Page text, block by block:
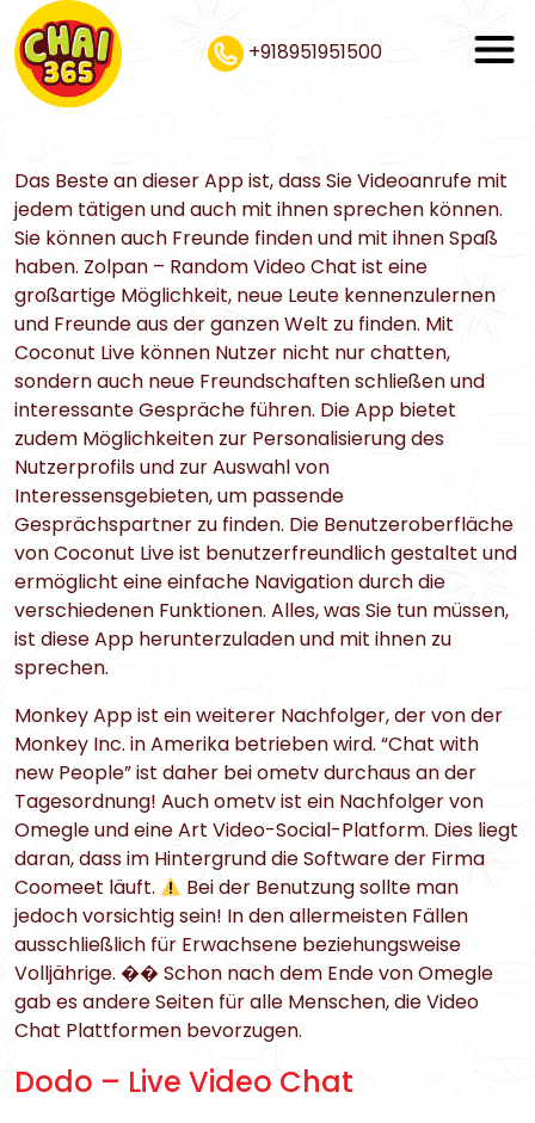
+918951951500
Das Beste an dieser App ist, dass Sie Videoanrufe mit
jedem tätigen und auch mit ihnen sprechen können.
Sie können auch Freunde finden und mit ihnen Spaß
haben. Zolpan – Random Video Chat ist eine
großartige Möglichkeit, neue Leute kennenzulernen
und Freunde aus der ganzen Welt zu finden. Mit
Coconut Live können Nutzer nicht nur chatten,
sondern auch neue Freundschaften schließen und
interessante Gespräche führen. Die App bietet
zudem Möglichkeiten zur Personalisierung des
Nutzerprofils und zur Auswahl von
Interessensgebieten, um passende
Gesprächspartner zu finden. Die Benutzeroberfläche
von Coconut Live ist benutzerfreundlich gestaltet und
ermöglicht eine einfache Navigation durch die
verschiedenen Funktionen. Alles, was Sie tun müssen,
ist diese App herunterzuladen und mit ihnen zu
sprechen.
Monkey App ist ein weiterer Nachfolger, der von der
Monkey Inc. in Amerika betrieben wird. “Chat with
new People” ist daher bei ometv durchaus an der
Tagesordnung! Auch ometv ist ein Nachfolger von
Omegle und eine Art Video-Social-Platform. Dies liegt
daran, dass im Hintergrund die Software der Firma
Coomeet läuft.
Bei der Benutzung sollte man
jedoch vorsichtig sein! In den allermeisten Fällen
ausschließlich für Erwachsene beziehungsweise
Volljährige. �� Schon nach dem Ende von Omegle
gab es andere Seiten für alle Menschen, die Video
Chat Plattformen bevorzugen.
Dodo – Live Video Chat